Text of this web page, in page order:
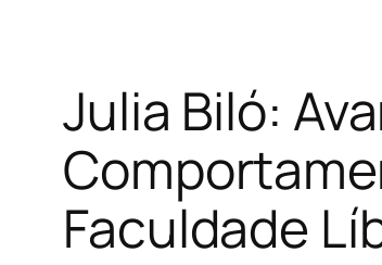
Julia Biló:
Faculdade